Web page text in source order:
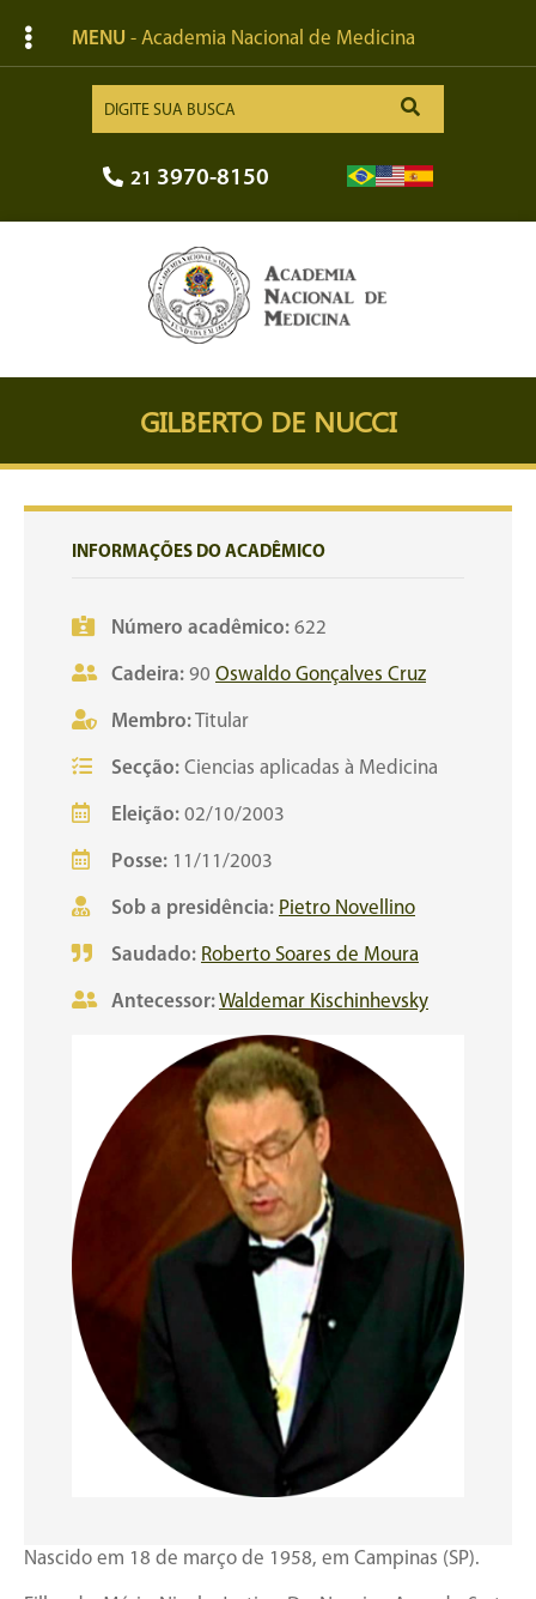
MENU - Academia Nacional de Medicina
21 3970-8150
GILBERTO DE NUCCI
INFORMAÇÕES DO ACADÊMICO
Número acadêmico: 622
Cadeira: 90 Oswaldo Gonçalves Cruz
Membro:Titular
Secção: Ciencias aplicadas à Medicina
Eleição: 02/10/2003
Posse: 11/11/2003
Sob a presidência: Pietro Novellino
Saudado: Roberto Soares de Moura
Antecessor:Waldemar Kischinhevsky
Nascido em 18 de março de 1958, em Campinas (SP).